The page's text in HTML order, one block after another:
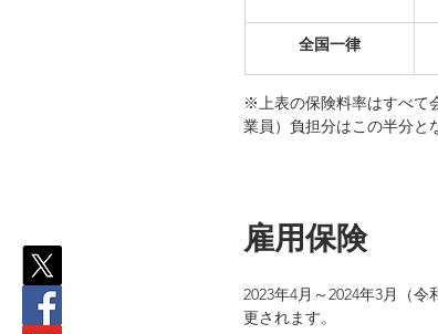
全国一律
※上表の保険料率はすべて
業員）負担分はこの半分と
雇用保険
2023年4月～2024年3月（
更されます。